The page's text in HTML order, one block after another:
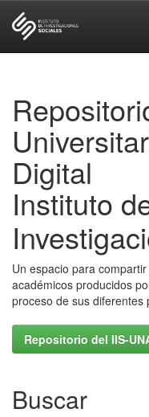
Digital
Instituto
Un espacio para
académicos producidos
proceso de sus diferentes
Repositorio del IIS-
Buscar